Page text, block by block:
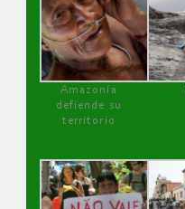
Amazonía
defiende su
territorio